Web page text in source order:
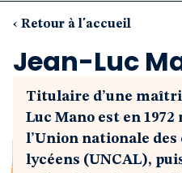
Nos
‹ Retour à l'accueil
Jean-Luc
Titulaire d’une
Luc Mano est en
l’Union nationale des
lycéens (UNCAL),